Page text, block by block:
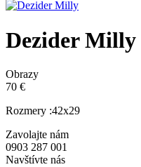
Dezider Milly
Obrazy
70 €
Rozmery :42x29
Zavolajte nám
0903 287 001
Navštívte nás